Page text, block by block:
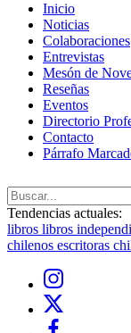
Inicio
Noticias
Colaboraciones
Entrevistas
Mesón de
Reseñas
Eventos
Directorio
Contacto
Párrafo
Buscar
Tendencias actuales:
libros libros
chilenos escritoras
Instagram
X
Facebook